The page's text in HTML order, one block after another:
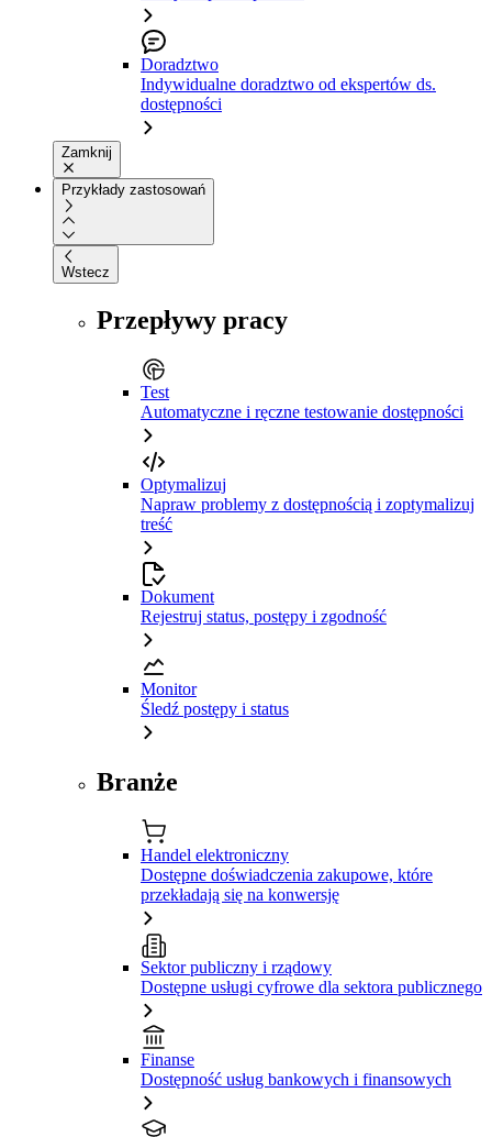
Doradztwo
Indywidualne doradztwo od ekspertów ds.
dostępności
Zamknij
Przykłady zastosowań
Wstecz
Przepływy pracy
Test
Automatyczne i ręczne testowanie dostępności
Optymalizuj
Napraw problemy z dostępnością i zoptymalizuj
treść
Dokument
Rejestruj status, postępy i zgodność
Monitor
Śledź postępy i status
Branże
Handel elektroniczny
Dostępne doświadczenia zakupowe, które
przekładają się na konwersję
Sektor publiczny i rządowy
Dostępne usługi cyfrowe dla sektora publicznego
Finanse
Dostępność usług bankowych i finansowych